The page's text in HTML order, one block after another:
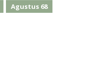
Agustus 68